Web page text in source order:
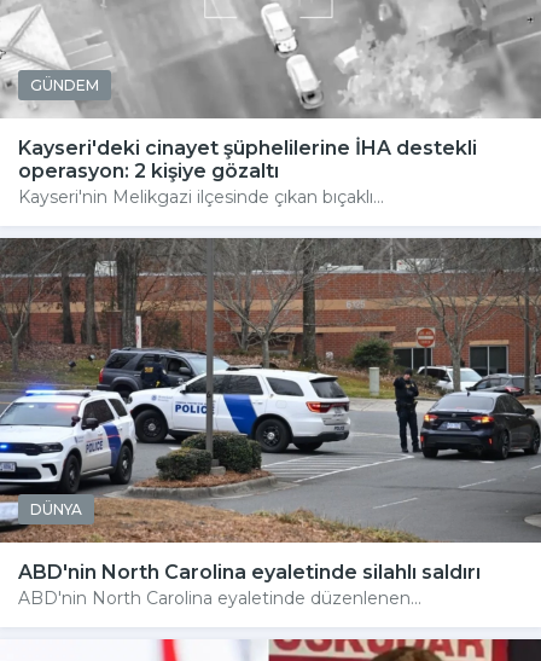
GÜNDEM
Kayseri'deki cinayet şüphelilerine İHA destekli
operasyon: 2 kişiye gözaltı
Kayseri'nin Melikgazi ilçesinde çıkan bıçaklı...
DÜNYA
ABD'nin North Carolina eyaletinde silahlı saldırı
ABD'nin North Carolina eyaletinde düzenlenen...